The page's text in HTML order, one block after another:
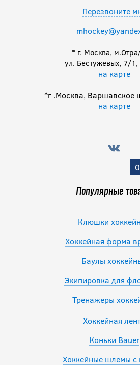
Перезвоните
* г. Москва,
ул. Бестужевых, 7/1,
на карте
*г .Москва, Варшавское
на карте
0
Популярные
Клюшки
Хоккейная форма
Баулы
Экипировка для
Тренажеры
Хоккейная
Коньки Bauer
Хоккейные шлемы с